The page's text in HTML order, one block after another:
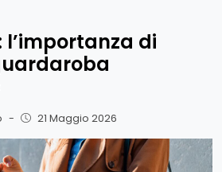
l’importanza di
- 21 Maggio 2026